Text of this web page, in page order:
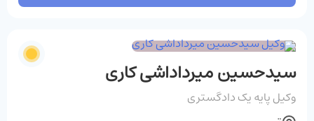
سیدحسین میرداداشی کاری
وکیل پایه یک دادگستری